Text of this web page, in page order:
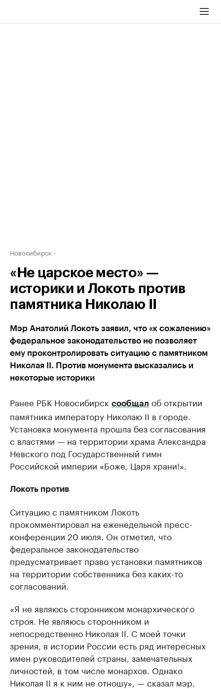
Новосибирск
«Не царское место» —
историки и Локоть против
памятника Николаю II
Мэр Анатолий Локоть заявил, что «к сожалению»
федеральное законодательство не позволяет
ему проконтролировать ситуацию с памятником
Николая II. Против монумента высказались и
некоторые историки
Ранее РБК Новосибирск сообщал об открытии
памятника императору Николаю II в городе.
Установка монумента прошла без согласования
с властями — на территории храма Александра
Невского под Государственный гимн
Российской империи «Боже, Царя храни!».
Локоть против
Ситуацию с памятником Локоть
прокомментировал на еженедельной пресс-
конференции 20 июля. Он отметил, что
федеральное законодательство
предусматривает право установки памятников
на территории собственника без каких-то
согласований.
«Я не являюсь сторонником монархического
строя. Не являюсь сторонником и
непосредственно Николая II. С моей точки
зрения, в истории России есть ряд интересных
имен руководителей страны, замечательных
личностей, в том числе монархов. Однако
Николая II я к ним не отношу», — сказал мэр.